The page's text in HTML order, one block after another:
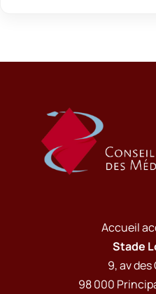
Accueil
Stade
9, av
98 000